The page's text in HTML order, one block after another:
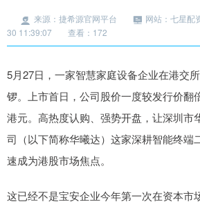
来源：捷希源官网平台 网站：七星配
30 11:39:07
查看：172
5月27日，一家智慧家庭设备企业在港交
锣。上市首日，公司股价一度较发行价翻
港元。高热度认购、强势开盘，让深圳市
司（以下简称华曦达）这家深耕智能终端
速成为港股市场焦点。
这已经不是宝安企业今年第一次在资本市